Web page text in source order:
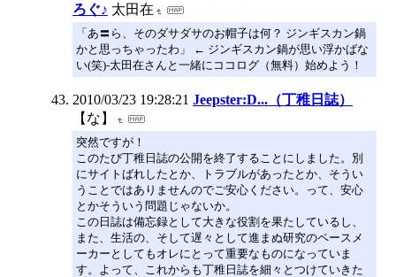
ろぐ♪ 太田在
「あ〓ら、そのダサダサのお帽子は何？ ジンギスカン鍋
かと思っちゃったわ」 ← ジンギスカン鍋が思い浮かばな
い(笑)-太田在さんと一緒にココログ（無料）始めよう！
2010/03/23 19:28:21 Jeepster:D...（丁稚日誌）
【な】
突然ですが！
このたび丁稚日誌の公開を終了することにしました。別
にサイトばれしたとか、トラブルがあったとか、そうい
うことではありませんのでご安心ください。って、安心
とかそういう問題じゃないか。
この日誌は備忘録として大きな役割を果たしているし、
また、生活の、そして遅々として進まぬ研究のペースメ
ーカーとしてもオレにとって重要なものになっていま
す。よって、これからも丁稚日誌を細々とつけていきた